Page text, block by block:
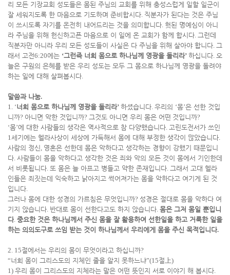
리 모든 기장교회 성도들은 몸된 주님의 교회를 위해 충성스럽게 일할 일군이
잘 세워지도록 한 마음으로 기도하며 준비합시다. 직분자가 된다는 것은 주님
이 쓰시도록 자기를 온전히 내어드리는 것을 의미합니다. 헛된 명예심이 아니
라 주님을 위해 헌신하고픈 마음으로 이 일에 온 교회가 함께 합시다. 그런데
직분자만 아니라 우리 모든 성도들이 사실은 다 주님을 위해 살아야 합니다. 그
래서 고전6:20에는 ‘그런즉 너희 몸으로 하나님께 영광을 돌리라’ 하십니다. 오
늘은 구원의 은혜를 받은 우리 성도는 모두 그 몸으로 하나님께 영광을 돌려야
하는 일에 대해 살펴봅시다.
말씀과 나눔.
1. ‘너희 몸으로 하나님께 영광을 돌리라’ 하셨습니다. 우리의 ‘몸’은 선한 것입
니까? 아니면 악한 것입니까? 그것도 아니면 우리 몸은 어떤 것입니까?
‘몸’에 대한 사람들의 생각은 역사적으로 참 다양했습니다. 고린도전서가 쓰인
1세기에는 헬라사상이 세상에 가득해서 몸에 대해 부정한 생각이 많았습니다.
사람의 정신, 영혼은 선한데 몸은 악하다고 생각하는 경향이 강했기 때문입니
다. 사람들이 몸을 악하다고 생각한 것은 죄와 악의 모든 것이 몸에서 기인한데
서 비롯됩니다. 또 몸은 늘 아프고 병들고 약한 존재입니다. 그래서 고대 헬라
인들은 죄짓는데 익숙하고 낡아지고 썩어져가는 몸을 악하다고 여기게 된 것
입니다.
그러나 몸에 대한 성경의 가르침은 무엇입니까? 성경은 절대로 몸을 악하다 여
기지 않습니다. 반대로 몸이 선한다고도 하지 않습니다. 몸은 그저 몸일 뿐입니
다. 중요한 것은 하나님께서 주신 몸을 잘 활용하여 선한일을 하고 거룩한 일을
하는 의의도구로 쓰임 받는 것이 하나님께서 우리에게 몸을 주신 목적입니다.
2. 15절에서는 우리의 몸이 무엇이라고 하십니까?
“너희 몸이 그리스도의 지체인 줄을 알지 못하느냐”(15절上)
1) 우리 몸이 그리스도의 지체라는 말은 어떤 뜻인지 서로 이야기 해 봅시다.